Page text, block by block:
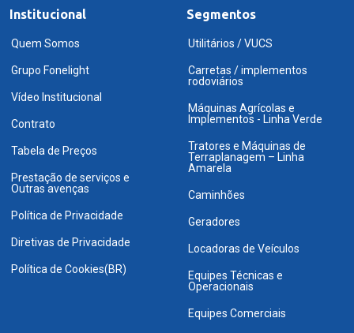
Institucional
Quem Somos
Grupo Fonelight
Vídeo Institucional
Contrato
Tabela de Preços
Prestação de serviços e
Outras avenças
Política de Privacidade
Diretivas de Privacidade
Política de Cookies(BR)
Segmentos
Utilitários / VUCS
Carretas / implementos
rodoviários
Máquinas Agrícolas e
Implementos - Linha Verde
Tratores e Máquinas de
Terraplanagem – Linha
Amarela
Caminhões
Geradores
Locadoras de Veículos
Equipes Técnicas e
Operacionais
Equipes Comerciais